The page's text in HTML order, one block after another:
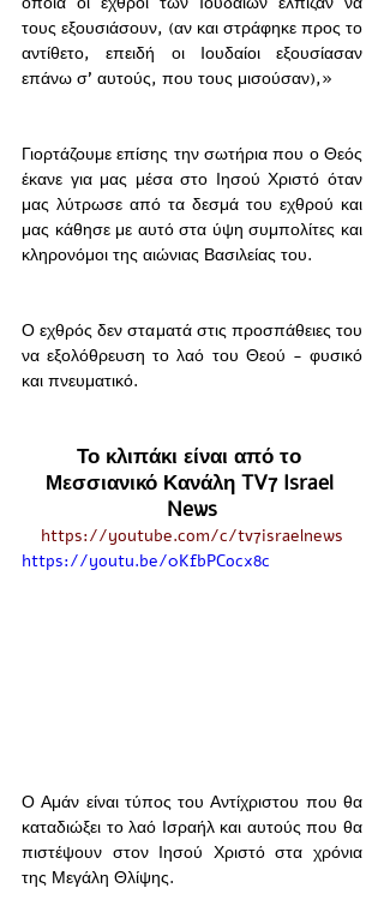
τους εξουσιάσουν, (αν και στράφηκε προς το
αντίθετο, επειδή οι Iουδαίοι εξουσίασαν
επάνω σ’ αυτούς, που τους μισούσαν),»
Γιορτάζουμε επίσης την σωτήρια που ο Θεός
έκανε για μας μέσα στο Ιησού Χριστό όταν
μας λύτρωσε από τα δεσμά του εχθρού και
μας κάθησε με αυτό στα ύψη συμπολίτες και
κληρονόμοι της αιώνιας Βασιλείας του.
Ο εχθρός δεν σταματά στις προσπάθειες του
να εξολόθρευση το λαό του Θεού - φυσικό
και πνευματικό.
Το κλιπάκι είναι από το
Μεσσιανικό Κανάλη TV7 Israel
News
https://youtube.com/c/tv7israelnews
https://youtu.be/0KfbPCocx8c
Ο Αμάν είναι τύπος του Αντίχριστου που θα
καταδιώξει το λαό Ισραήλ και αυτούς που θα
πιστέψουν στον Ιησού Χριστό στα χρόνια
της Μεγάλη Θλίψης.